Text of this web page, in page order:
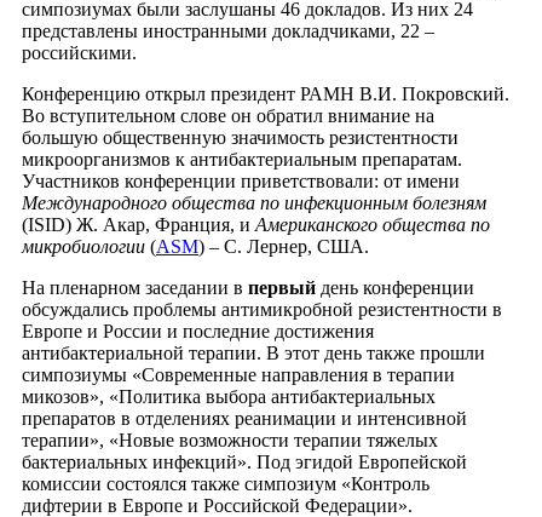
симпозиумах были заслушаны 46 докладов. Из них 24
представлены иностранными докладчиками, 22 –
российскими.
Конференцию открыл президент РАМН В.И. Покровский.
Во вступительном слове он обратил внимание на
большую общественную значимость резистентности
микроорганизмов к антибактериальным препаратам.
Участников конференции приветствовали: от имени
Международного общества по инфекционным болезням
(ISID) Ж. Акар, Франция, и Американского общества по
микробиологии (ASM) – С. Лернер, США.
На пленарном заседании в первый день конференции
обсуждались проблемы антимикробной резистентности в
Европе и России и последние достижения
антибактериальной терапии. В этот день также прошли
симпозиумы «Современные направления в терапии
микозов», «Политика выбора антибактериальных
препаратов в отделениях реанимации и интенсивной
терапии», «Новые возможности терапии тяжелых
бактериальных инфекций». Под эгидой Европейской
комиссии состоялся также симпозиум «Контроль
дифтерии в Европе и Российской Федерации».